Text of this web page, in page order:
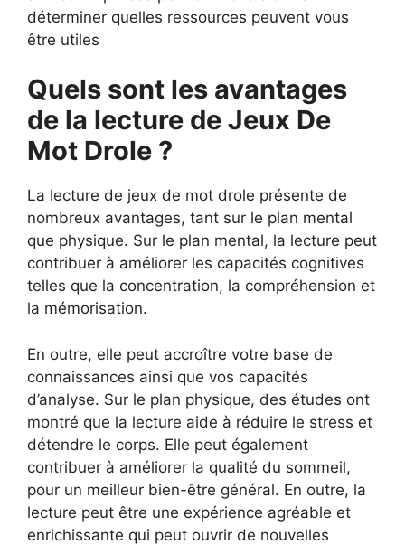
déterminer quelles ressources peuvent vous
être utiles
Quels sont les avantages
de la lecture de Jeux De
Mot Drole ?
La lecture de jeux de mot drole présente de
nombreux avantages, tant sur le plan mental
que physique. Sur le plan mental, la lecture peut
contribuer à améliorer les capacités cognitives
telles que la concentration, la compréhension et
la mémorisation.
En outre, elle peut accroître votre base de
connaissances ainsi que vos capacités
d’analyse. Sur le plan physique, des études ont
montré que la lecture aide à réduire le stress et
détendre le corps. Elle peut également
contribuer à améliorer la qualité du sommeil,
pour un meilleur bien-être général. En outre, la
lecture peut être une expérience agréable et
enrichissante qui peut ouvrir de nouvelles